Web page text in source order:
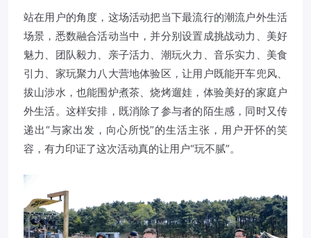
站在用户的角度，这场活动把当下最流行的潮流户外生活
场景，悉数融合活动当中，并分别设置成挑战动力、美好
魅力、团队毅力、亲子活力、潮玩火力、音乐实力、美食
引力、家玩聚力八大营地体验区，让用户既能开车兜风、
拔山涉水，也能围炉煮茶、烧烤遛娃，体验美好的家庭户
外生活。这样安排，既消除了参与者的陌生感，同时又传
递出“与家出发，向心所悦”的生活主张，用户开怀的笑
容，有力印证了这次活动真的让用户“玩不腻”。